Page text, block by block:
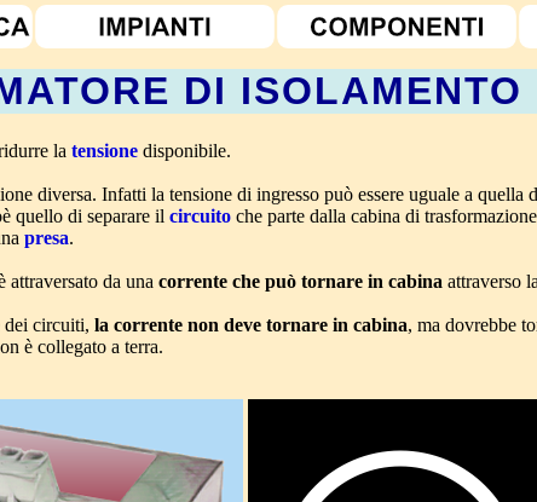
DI ISOLAMENTO
la tensione disponibile.
diversa. Infatti la tensione di ingresso può essere uguale a quella
quello di separare il circuito che parte dalla cabina di
presa.
attraversato da una corrente che può tornare in cabina attraverso la
dei circuiti, la corrente non deve tornare in cabina, ma dovrebbe
è collegato a terra.